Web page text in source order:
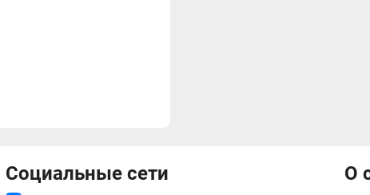
Социальные сети О